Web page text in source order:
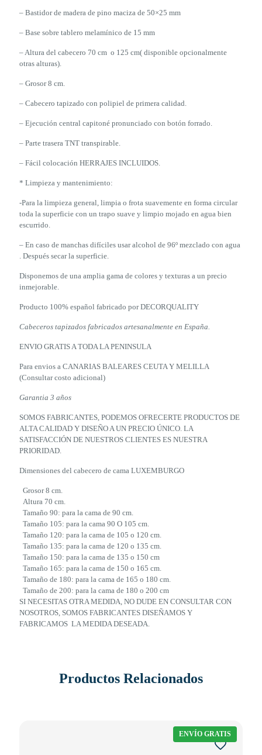
– Bastidor de madera de pino maciza de 50×25 mm
– Base sobre tablero melamínico de 15 mm
– Altura del cabecero 70 cm o 125 cm( disponible opcionalmente
otras alturas).
– Grosor 8 cm.
– Cabecero tapizado con polipiel de primera calidad.
– Ejecución central capitoné pronunciado con botón forrado.
– Parte trasera TNT transpirable.
– Fácil colocación HERRAJES INCLUIDOS.
* Limpieza y mantenimiento:
-Para la limpieza general, limpia o frota suavemente en forma circular
toda la superficie con un trapo suave y limpio mojado en agua bien
escurrido.
– En caso de manchas difíciles usar alcohol de 96º mezclado con agua
. Después secar la superficie.
Disponemos de una amplia gama de colores y texturas a un precio
inmejorable.
Producto 100% español fabricado por DECORQUALITY
Cabeceros tapizados fabricados artesanalmente en España.
ENVIO GRATIS A TODA LA PENINSULA
Para envios a CANARIAS BALEARES CEUTA Y MELILLA
(Consultar costo adicional)
Garantia 3 años
SOMOS FABRICANTES, PODEMOS OFRECERTE PRODUCTOS DE
ALTA CALIDAD Y DISEÑO A UN PRECIO ÚNICO. LA
SATISFACCIÓN DE NUESTROS CLIENTES ES NUESTRA
PRIORIDAD.
Dimensiones del cabecero de cama LUXEMBURGO
Grosor 8 cm.
Altura 70 cm.
Tamaño 90: para la cama de 90 cm.
Tamaño 105: para la cama 90 O 105 cm.
Tamaño 120: para la cama de 105 o 120 cm.
Tamaño 135: para la cama de 120 o 135 cm.
Tamaño 150: para la cama de 135 o 150 cm
Tamaño 165: para la cama de 150 o 165 cm.
Tamaño de 180: para la cama de 165 o 180 cm.
Tamaño de 200: para la cama de 180 o 200 cm
SI NECESITAS OTRA MEDIDA, NO DUDE EN CONSULTAR CON
NOSOTROS, SOMOS FABRICANTES DISEÑAMOS Y
FABRICAMOS LA MEDIDA DESEADA.
Productos Relacionados
ENVÍO GRATIS